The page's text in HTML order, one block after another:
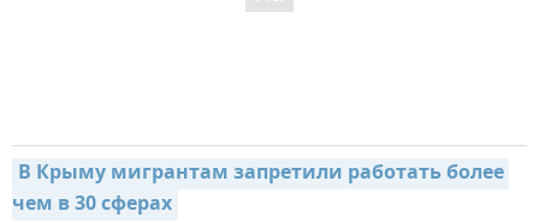
В Крыму мигрантам запретили работать более
чем в 30 сферах